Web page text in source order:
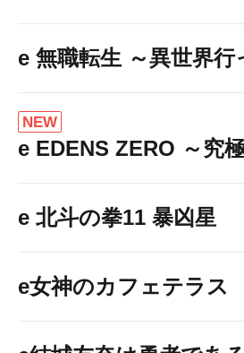
e 無職転生 ～異世界
NEW
e EDENS ZERO ～究
e 北斗の拳11 暴凶星
e女神のカフェテラス